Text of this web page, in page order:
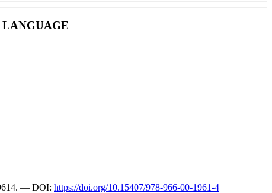
LANGUAGE
— DOI: https://doi.org/10.15407/978-966-00-1961-4